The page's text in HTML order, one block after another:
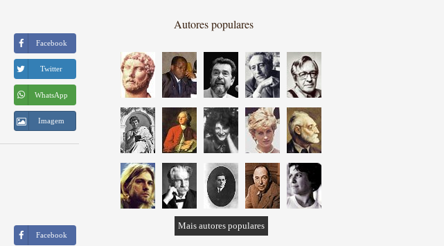
Facebook
Twitter
WhatsApp
Imagem
Facebook
Autores populares
Mais autores populares